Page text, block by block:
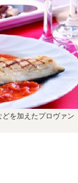
を加えたプロヴァン